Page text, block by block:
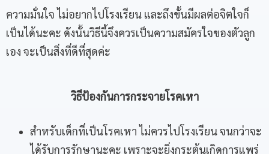
ความมั่นใจ ไม่อยากไปโรงเรียน และถึงขั้นมีผลต่อจิตใจก็
เป็นได้นะคะ ดังนั้นวิธีนี้จึงควรเป็นความสมัครใจของตัวลูก
เอง จะเป็นสิ่งที่ดีที่สุดค่ะ
วิธีป้องกันการกระจายโรคเหา
สำหรับเด็กที่เป็นโรคเหา ไม่ควรไปโรงเรียน จนกว่าจะ
ได้รับการรักษานะคะ เพราะจะยิ่งกระตุ้นเกิดการแพร่